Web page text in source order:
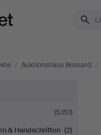
/ Auktionshaus Bossard /
(5.151)
& Handschriften (2)